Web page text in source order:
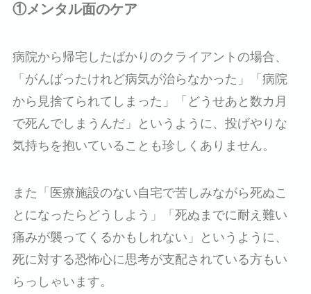
①メンタル面のケア
病院から帰宅したばかりのクライアントの場合、
「がんばったけれど病気が治らなかった」「病院
から見捨てられてしまった」「どうせあと数カ月
で死んでしまうんだ」というように、投げやりな
気持ちを抱いていることも珍しくありません。
また「医療施設のない自宅で苦しみながら死ぬこ
とになったらどうしよう」「死ぬまでに耐え難い
痛みが襲ってくるかもしれない」というように、
死に対する恐怖心に思考が支配されている方もい
らっしゃいます。